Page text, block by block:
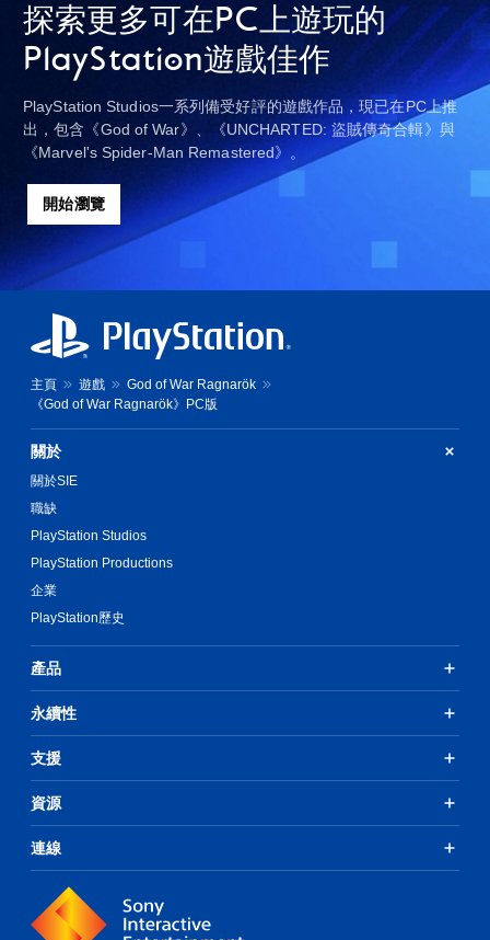
探索更多可在PC上遊玩的
PlayStation遊戲佳作
PlayStation Studios一系列備受好評的遊戲作品，現已在PC上推
出，包含《God of War》、《UNCHARTED: 盜賊傳奇合輯》與
《Marvel's Spider-Man Remastered》。
開始瀏覽
主頁 遊戲
God of War Ragnarök
《God of War Ragnarök》PC版
關於
關於SIE
職缺
PlayStation Studios
PlayStation Productions
企業
PlayStation歷史
產品
永續性
支援
資源
連線